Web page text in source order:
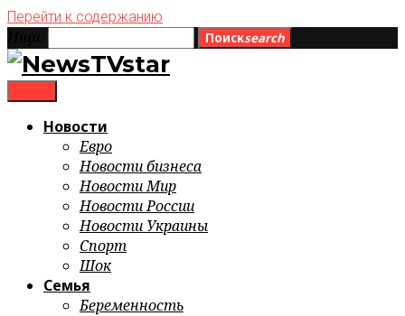
Перейти к содержанию
Поискsearch
Новости
Евро
Новости бизнеса
Новости Мир
Новости России
Новости Украины
Спорт
Шок
Семья
Беременность